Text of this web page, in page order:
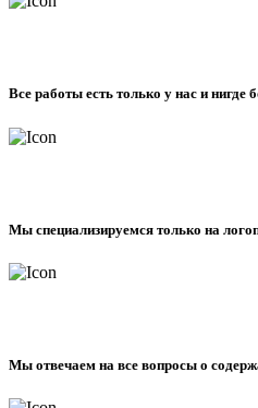
Все работы есть только у нас и нигде
Мы специализируемся только на
Мы отвечаем на все вопросы о